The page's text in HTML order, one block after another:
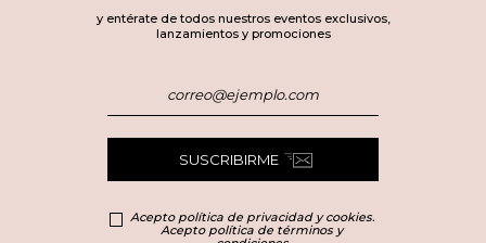
y entérate de todos nuestros eventos exclusivos,
lanzamientos y promociones
SUSCRIBIRME
Acepto política de privacidad y cookies.
Acepto política de términos y